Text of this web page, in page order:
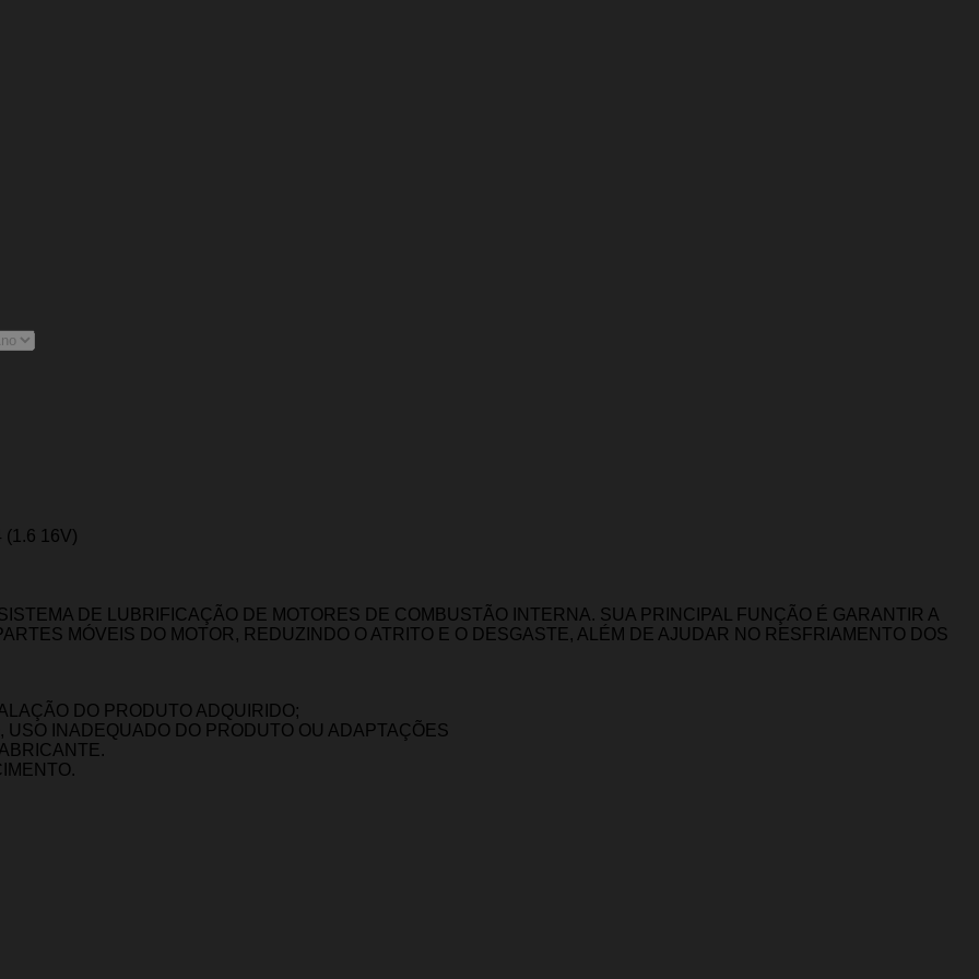
(1.6 16V)
DE LUBRIFICAÇÃO DE MOTORES DE COMBUSTÃO INTERNA. SUA PRINCIPAL FUNÇÃO É GARANTIR A
MÓVEIS DO MOTOR, REDUZINDO O ATRITO E O DESGASTE, ALÉM DE AJUDAR NO RESFRIAMENTO DOS
DO PRODUTO ADQUIRIDO;
INADEQUADO DO PRODUTO OU ADAPTAÇÕES